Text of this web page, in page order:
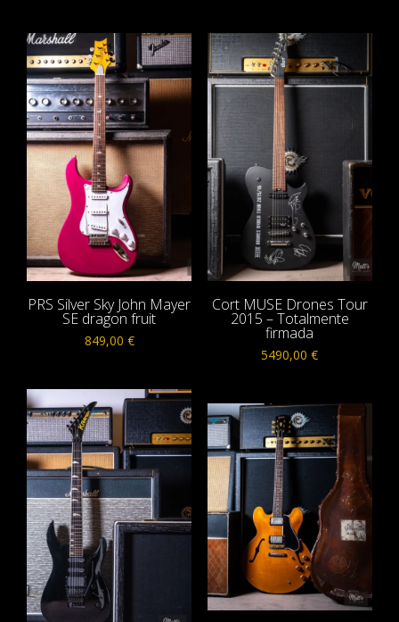
PRS Silver Sky John Mayer
SE dragon fruit
849,00 €
Cort MUSE Drones Tour
2015 – Totalmente
firmada
5490,00€